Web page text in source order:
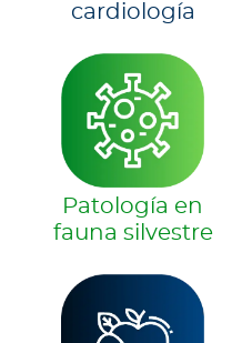
cardiología
Patología en
fauna silvestre